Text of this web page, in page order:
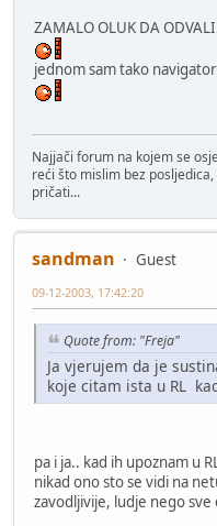
ZAMALO OLUK DA
jednom sam tako
Najjači forum na kojem se
reći što mislim bez
pričati...
sandman
Guest
09-12-2003, 17:42:20
Quote from: "Freja"
Ja vjerujem da je
koje citam ista u RL
pa i ja.. kad ih upoznam u
nikad ono sto se vidi na
zavodljivije, ludje nego sve